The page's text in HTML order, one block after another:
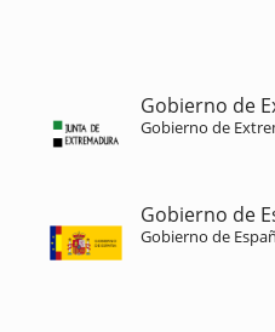
Gobierno de
Gobierno de
Gobierno de
Gobierno de